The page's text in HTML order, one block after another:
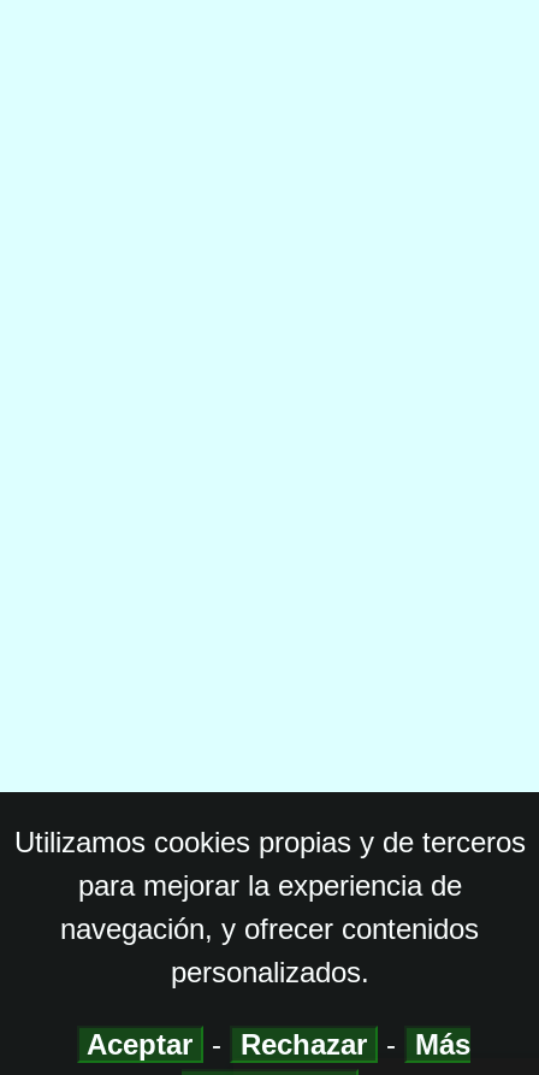
Utilizamos cookies propias y de terceros
para mejorar la experiencia de
navegación, y ofrecer contenidos
personalizados.
Aceptar - Rechazar -
Más